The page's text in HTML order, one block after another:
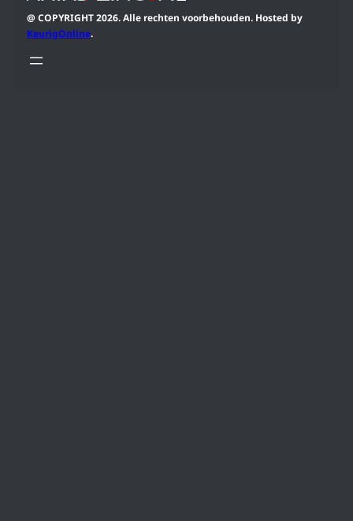
@ COPYRIGHT 2026. Alle rechten voorbehouden. Hosted by
KeurigOnline.